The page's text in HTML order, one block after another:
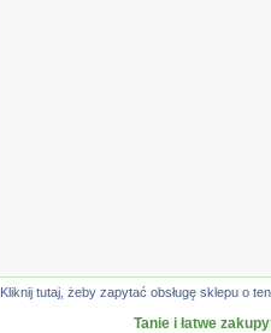
Kliknij tutaj, żeby zapytać obsługę sklepu o
Tanie i łatwe